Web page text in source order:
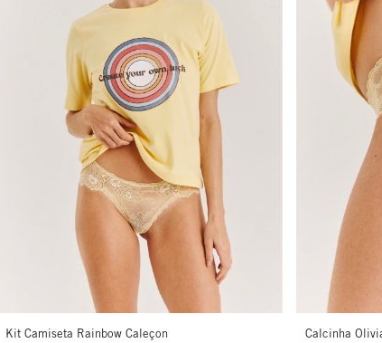
Kit Camiseta Rainbow Caleçon Calcinha